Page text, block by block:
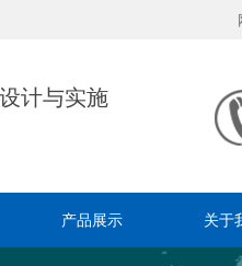
计与实施
产品展示 关于